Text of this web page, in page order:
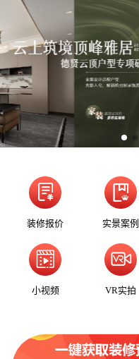
装修报价 实景案例
小视频 VR实拍